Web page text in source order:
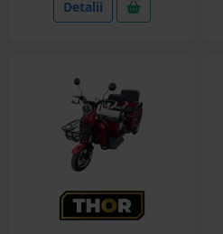
Detalii